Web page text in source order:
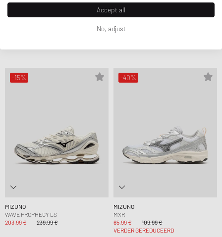
WAVE RIDER Β
-15%
MIZUNO
WAVE PROPHECY LS
203,99 €
239,99 €
-40%
MIZUNO
MXR
65,99 €
109,99 €
VERDER GEREDUCEERD
Accept all
No, adjust